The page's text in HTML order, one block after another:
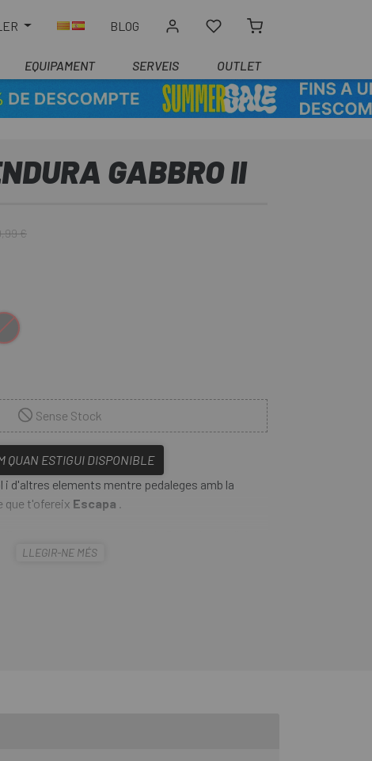
BLOG
EQUIPAMENT SERVEIS OUTLET
GABBRO II
€
Gris
Sense Stock
QUAN ESTIGUI DISPONIBLE
i d'altres elements mentre pedaleges amb la
que t'ofereix Escapa .
superhidrofòbic per repel·lir l'aigua i un
LLEGIR-NE MÉS